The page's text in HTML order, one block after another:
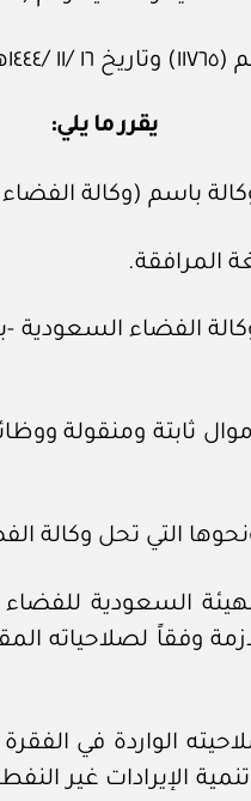
يقرر ما يلي:
باسم (وكالة
المرافقة.
الفضاء
ثابتة ومنقولة
بالهيئة السعودية
وفقاً لصلاحياته
تنمية الإيرادات